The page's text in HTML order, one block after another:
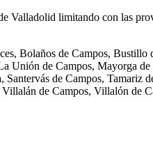
Valladolid limitando con las
Bolaños de Campos, Bustillo
Unión de Campos, Mayorga
de Campos, Tamariz
de Campos, Villalón de